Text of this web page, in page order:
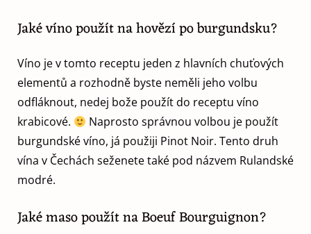
Jaké víno použít na hovězí po burgundsku?
Víno je v tomto receptu jeden z hlavních chuťových
elementů a rozhodně byste neměli jeho volbu
odfláknout, nedej bože použít do receptu víno
krabicové.
Naprosto správnou volbou je použít
burgundské víno, já použiji Pinot Noir. Tento druh
vína v Čechách seženete také pod názvem Rulandské
modré.
Jaké maso použít na Boeuf Bourguignon?